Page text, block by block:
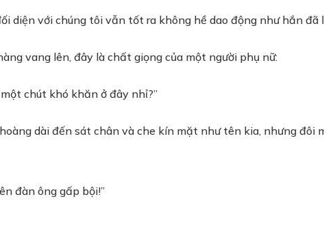
diện với chúng tôi vẫn tốt ra không hề dao động như hắn đã
vang lên, đây là chất giọng của một người phụ nữ:
chút khó khăn ở đây nhỉ?”
dài đến sát chân và che kín mặt như tên kia, nhưng đôi
đàn ông gấp bội!”